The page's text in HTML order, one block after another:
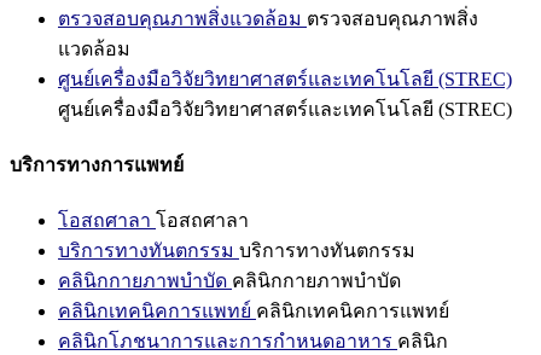
ตรวจสอบคุณภาพสิ่งแวดล้อม ตรวจสอบคุณภาพสิ่ง
แวดล้อม
ศูนย์เครื่องมือวิจัยวิทยาศาสตร์และเทคโนโลยี (STREC)
ศูนย์เครื่องมือวิจัยวิทยาศาสตร์และเทคโนโลยี (STREC)
บริการทางการแพทย์
โอสถศาลา โอสถศาลา
บริการทางทันตกรรม บริการทางทันตกรรม
คลินิกกายภาพบำบัด คลินิกกายภาพบำบัด
คลินิกเทคนิคการแพทย์ คลินิกเทคนิคการแพทย์
คลินิกโภชนาการและการกำหนดอาหาร คลินิก